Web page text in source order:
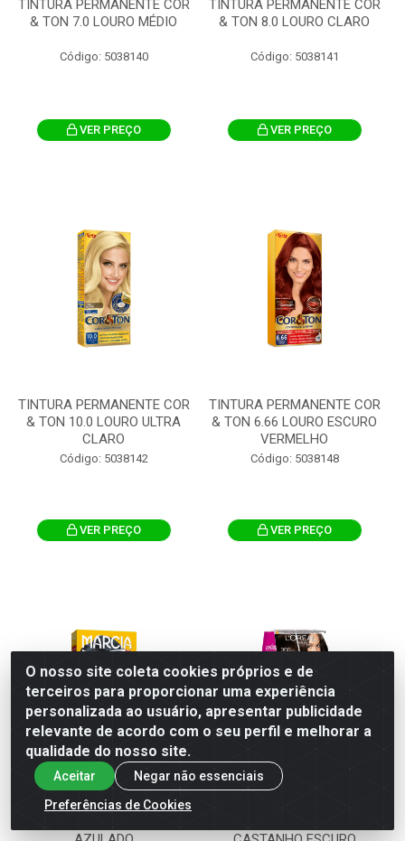
TINTURA PERMANENTE COR
& TON 7.0 LOURO MÉDIO
Código: 5038140
VER PREÇO
TINTURA PERMANENTE COR
& TON 8.0 LOURO CLARO
Código: 5038141
VER PREÇO
TINTURA PERMANENTE COR
& TON 10.0 LOURO ULTRA
CLARO
Código: 5038142
VER PREÇO
TINTURA PERMANENTE COR
& TON 6.66 LOURO ESCURO
VERMELHO
Código: 5038148
VER PREÇO
TINTURA PERMANENTE
O nosso site coleta cookies próprios e de
terceiros para proporcionar uma experiência
personalizada ao usuário, apresentar publicidade
relevante de acordo com o seu perfil e melhorar a
qualidade do nosso site.
Aceitar
Negar não essenciais
Preferências de Cookies